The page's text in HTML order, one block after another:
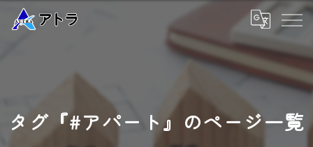
タグ『#アパート』のページ一覧